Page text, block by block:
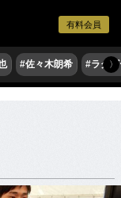
有料会員
#佐々木朗希 #ラグ〉